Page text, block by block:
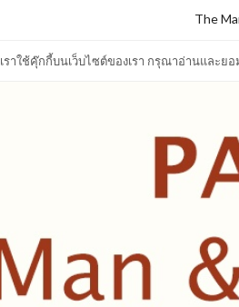
เราใช้คุ๊กกี้บนเว็บไซต์ของเรา กรุณาอ่านและย
The